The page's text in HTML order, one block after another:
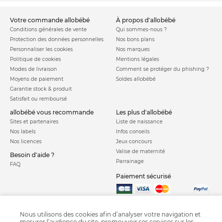
votre commande allobébé
Conditions générales de vente
Protection des données personnelles
Personnaliser les cookies
Politique de cookies
Modes de livraison
Moyens de paiement
Garantie stock & produit
Satisfait ou remboursé
à propos d'allobébé
Qui sommes-nous ?
Nos bons plans
Nos marques
Mentions légales
Comment se protéger du phishing ?
Soldes allobébé
allobébé vous recommande
Sites et partenaires
Nos labels
Nos licences
Besoin d'aide ?
FAQ
les plus d'allobébé
Liste de naissance
Infos conseils
Jeux concours
Valise de maternité
Parrainage
Paiement sécurisé
Nous utilisons des cookies afin d’analyser votre navigation et